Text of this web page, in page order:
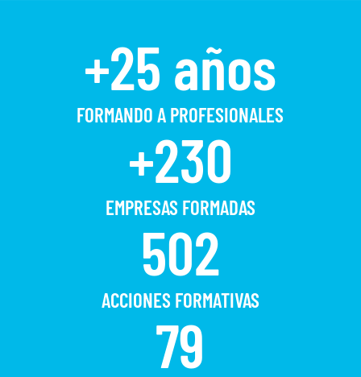
+25 años
FORMANDO A PROFESIONALES
+230
EMPRESAS FORMADAS
502
ACCIONES FORMATIVAS
79